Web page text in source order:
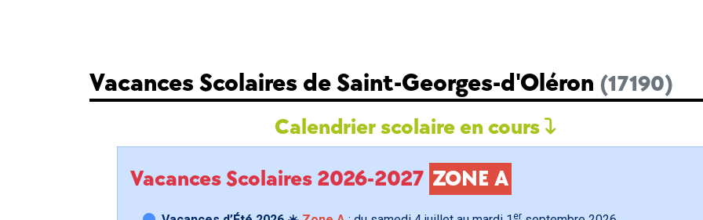
Vacances Scolaires de Saint-Georges-d'Oléron (17190)
Calendrier scolaire en cours
Vacances Scolaires 2026-2027 ZONE A
er